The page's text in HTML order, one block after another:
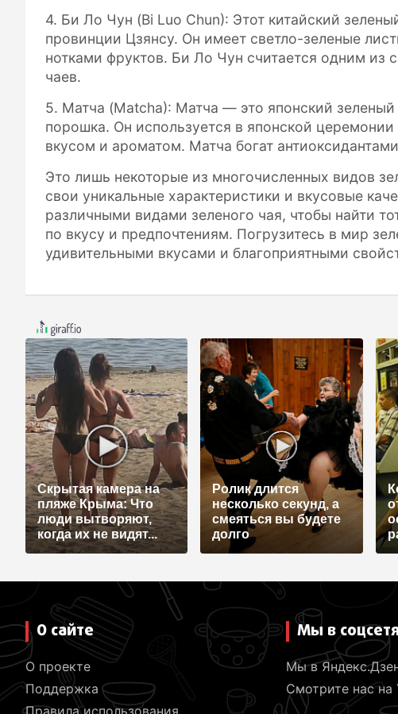
4. Би Ло Чун (Bi Luo Chun): Этот китайский
провинции Цзянсу. Он имеет светло-зеленые
нотками фруктов. Би Ло Чун считается одним из
чаев.
5. Матча (Matcha): Матча — это японский
порошка. Он используется в японской
вкусом и ароматом. Матча богат
Это лишь некоторые из многочисленных видов
свои уникальные характеристики и вкусовые
различными видами зеленого чая, чтобы найти
по вкусу и предпочтениям. Погрузитесь в мир
удивительными вкусами и благоприятными
Скрытая камера на
пляже Крыма: Что
люди вытворяют,
когда их не видят...
Ролик длится
несколько секунд, а
смеяться вы будете
долго
О сайте
О проекте
Поддержка
Мы в
Мы в
Смотрите нас на